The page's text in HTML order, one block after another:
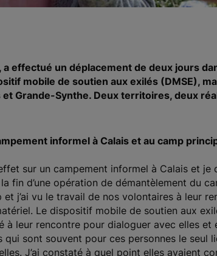
a effectué un déplacement de deux jours
mobile de soutien aux exilés (DMSE),
Grande-Synthe. Deux territoires, deux
informel à Calais et au camp
sur un campement informel à Calais et
fin d’une opération de démantèlement du
et j’ai vu le travail de nos volontaires à leur
Le dispositif mobile de soutien aux
à leur rencontre pour dialoguer avec elles et
sont souvent pour ces personnes le seul
J’ai constaté à quel point elles avaient